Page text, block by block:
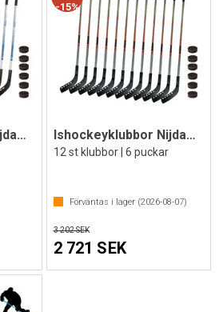
Ishockeyklubbor Nijdam®, 110 cm12 st.
15%
Ishockeyklubbor Nijdam®, 135 cm12 st.
12 st klubbor | 6 puckar
Förväntas i lager (2026-08-07)
3 202 SEK
2 721 SEK